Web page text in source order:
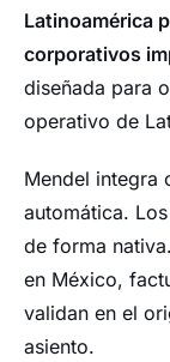
Latinoamérica
corporativos
diseñada para
operativo de
Mendel integra
automática.
de forma
en México,
validan en el
asiento.